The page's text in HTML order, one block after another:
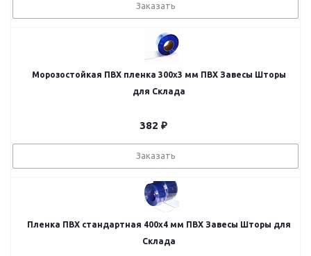
Заказать
Морозостойкая ПВХ пленка 300x3 мм ПВХ Завесы Шторы
для Склада
382 ₽
Заказать
Пленка ПВХ стандартная 400х4 мм ПВХ Завесы Шторы для
Склада